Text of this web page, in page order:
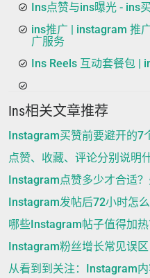
Ins点赞与ins曝光 - ins
ins推广 | instagram 推
广服务
Ins Reels 互动套餐包 |
Ins相关文章推荐
Instagram买赞前要避开的
点赞、收藏、评论分别说明
Instagram点赞多少才合适
Instagram发帖后72小时怎
哪些Instagram帖子值得加
Instagram粉丝增长常见误
从看到到关注：Instagram